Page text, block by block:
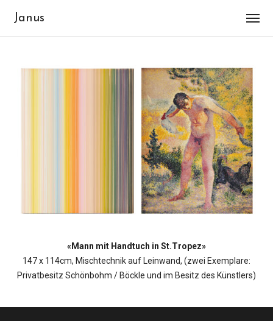
Janus
«Mann mit Handtuch in St.Tropez»
147 x 114cm, Mischtechnik auf Leinwand, (zwei Exemplare:
Privatbesitz Schönbohm / Böckle und im Besitz des Künstlers)